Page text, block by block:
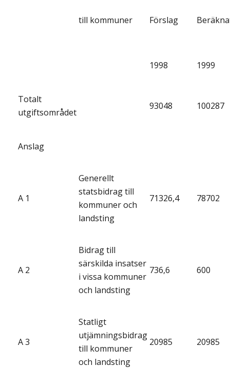
till kommuner Förslag
1998 1999
Totalt
utgiftsområdet
93048 100287
Anslag
A 1
Generellt
statsbidrag till
kommuner och
landsting
71326,4 78702
A 2
Bidrag till
särskilda insatser
i vissa kommuner
och landsting
736,6 600
A 3
Statligt
utjämningsbidrag
till kommuner
och landsting
20985 20985